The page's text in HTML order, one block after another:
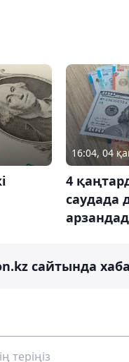
16:04, 04
4
саудада
сайтында